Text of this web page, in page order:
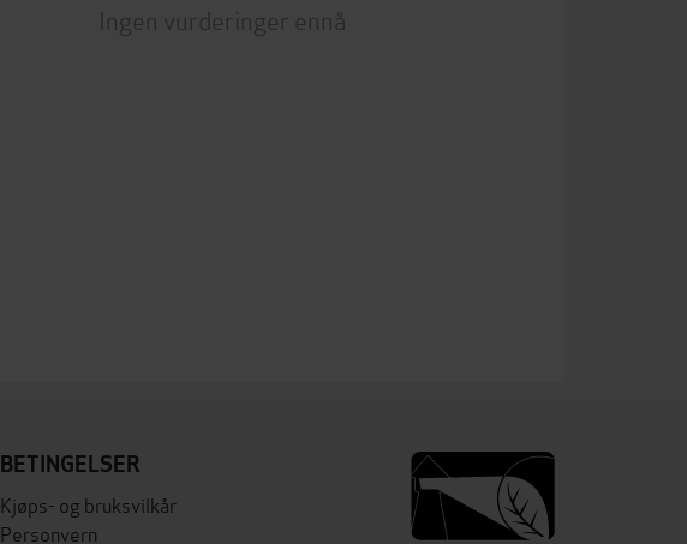
Ingen vurderinger ennå
BETINGELSER
Kjøps- og bruksvilkår
Personvern